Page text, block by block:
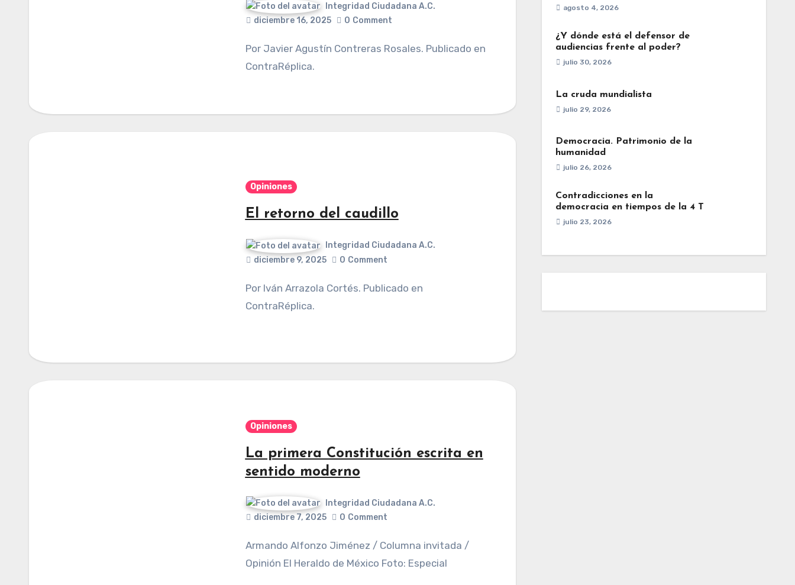
Integridad Ciudadana A.C.
diciembre 16, 2025
0 Comment
Por Javier Agustín Contreras Rosales. Publicado en
ContraRéplica.
Opiniones
El retorno del caudillo
Integridad Ciudadana A.C.
diciembre 9, 2025
0 Comment
Por Iván Arrazola Cortés. Publicado en
ContraRéplica.
Opiniones
La primera Constitución escrita en
sentido moderno
Integridad Ciudadana A.C.
diciembre 7, 2025
0 Comment
Armando Alfonzo Jiménez / Columna invitada /
Opinión El Heraldo de México Foto: Especial
agosto 4, 2026
¿Y dónde está el defensor de
audiencias frente al poder?
julio 30, 2026
La cruda mundialista
julio 29, 2026
Democracia. Patrimonio de la
humanidad
julio 26, 2026
Contradicciones en la
democracia en tiempos de la 4 T
julio 23, 2026